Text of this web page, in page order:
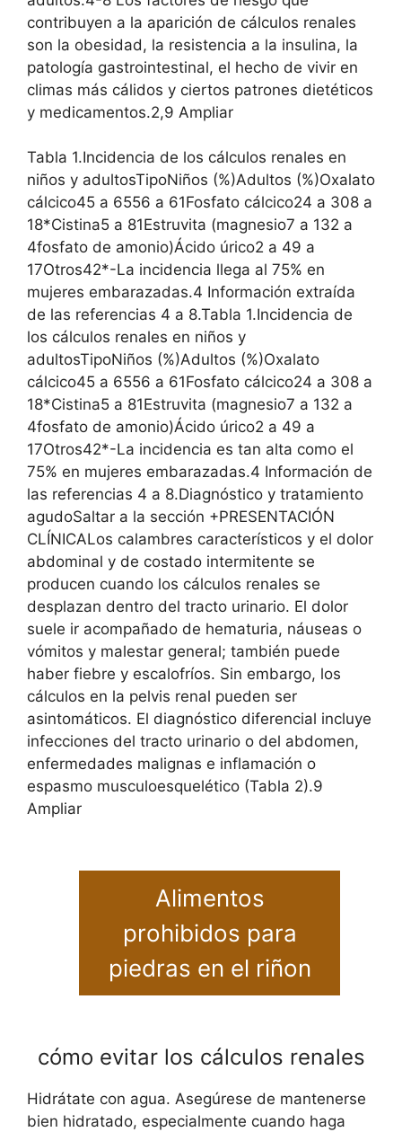
contribuyen a la aparición de cálculos renales
son la obesidad, la resistencia a la insulina, la
patología gastrointestinal, el hecho de vivir en
climas más cálidos y ciertos patrones dietéticos
y medicamentos.2,9 Ampliar
Tabla 1.Incidencia de los cálculos renales en
niños y adultosTipoNiños (%)Adultos (%)Oxalato
cálcico45 a 6556 a 61Fosfato cálcico24 a 308 a
18*Cistina5 a 81Estruvita (magnesio7 a 132 a
4fosfato de amonio)Ácido úrico2 a 49 a
17Otros42*-La incidencia llega al 75% en
mujeres embarazadas.4 Información extraída
de las referencias 4 a 8.Tabla 1.Incidencia de
los cálculos renales en niños y
adultosTipoNiños (%)Adultos (%)Oxalato
cálcico45 a 6556 a 61Fosfato cálcico24 a 308 a
18*Cistina5 a 81Estruvita (magnesio7 a 132 a
4fosfato de amonio)Ácido úrico2 a 49 a
17Otros42*-La incidencia es tan alta como el
75% en mujeres embarazadas.4 Información de
las referencias 4 a 8.Diagnóstico y tratamiento
agudoSaltar a la sección +PRESENTACIÓN
CLÍNICALos calambres característicos y el dolor
abdominal y de costado intermitente se
producen cuando los cálculos renales se
desplazan dentro del tracto urinario. El dolor
suele ir acompañado de hematuria, náuseas o
vómitos y malestar general; también puede
haber fiebre y escalofríos. Sin embargo, los
cálculos en la pelvis renal pueden ser
asintomáticos. El diagnóstico diferencial incluye
infecciones del tracto urinario o del abdomen,
enfermedades malignas e inflamación o
espasmo musculoesquelético (Tabla 2).9
Ampliar
Alimentos
prohibidos para
piedras en el riñon
cómo evitar los cálculos renales
Hidrátate con agua. Asegúrese de mantenerse
bien hidratado, especialmente cuando haga